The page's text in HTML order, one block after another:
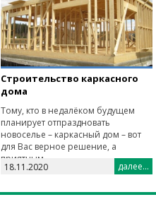
Строительство каркасного
дома
Тому, кто в недалёком будущем
планирует отпраздновать
новоселье – каркасный дом – вот
для Вас верное решение, а
приятным...
18.11.2020 далее...